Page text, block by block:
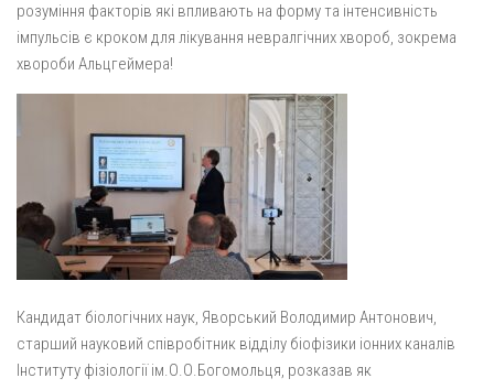
розуміння факторів які впливають на форму та інтенсивність
імпульсів є кроком для лікування невралгічних хвороб, зокрема
хвороби Альцгеймера!
Кандидат біологічних наук, Яворський Володимир Антонович,
старший науковий співробітник відділу біофізики іонних каналів
Інституту фізіології ім.О.О.Богомольця, розказав як